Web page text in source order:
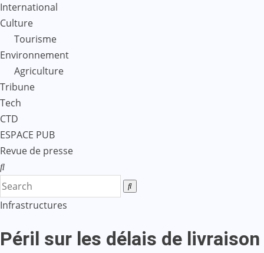
International
Culture
Tourisme
Environnement
Agriculture
Tribune
Tech
CTD
ESPACE PUB
Revue de presse
Infrastructures
Péril sur les délais de